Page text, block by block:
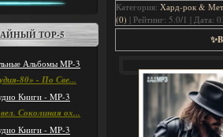
ТОР-5
Альбомы MP-3
80» - По Све...
Книги - MP-3
Соколиная ох...
Книги - MP-3
Категория: Хард-рок &
(0) | Рейтинг: 5.0/1 | Дата: